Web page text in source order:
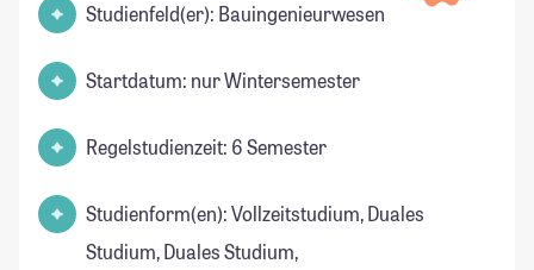
Studienfeld(er): Bauingenieurwesen
Startdatum: nur Wintersemester
Regelstudienzeit: 6 Semester
Studienform(en): Vollzeitstudium, Duales
Studium, Duales Studium,